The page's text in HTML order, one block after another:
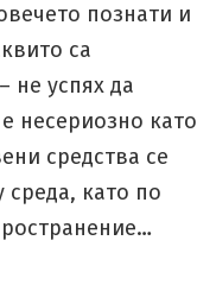
познати и
са
не успях да
несериозно като
средства се
среда, като по